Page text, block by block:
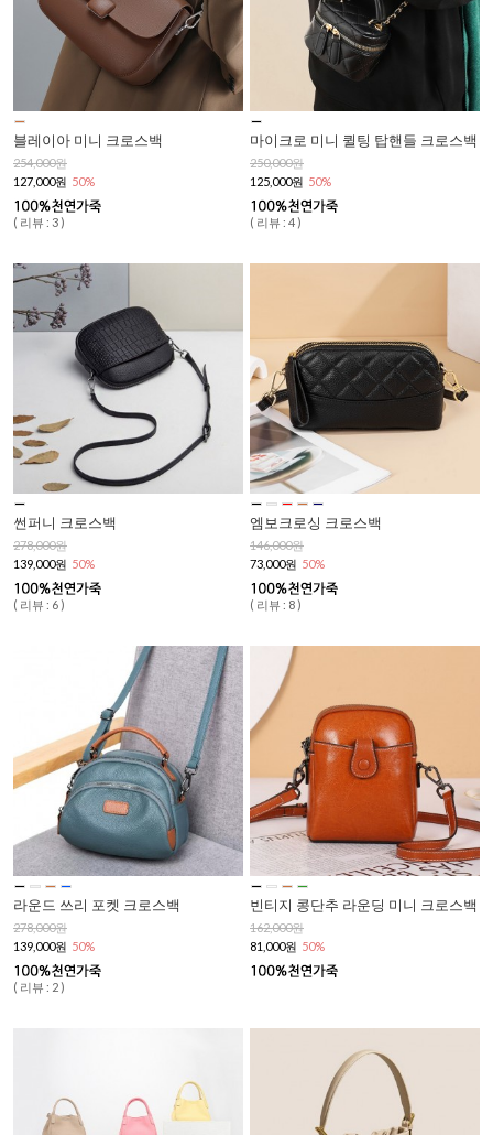
블레이아 미니 크로스백
254,000원
127,000원 50%
( 리뷰 : 3 )
마이크로 미니 퀼팅 탑핸들 크로스백
250,000원
125,000원 50%
( 리뷰 : 4 )
썬퍼니 크로스백
278,000원
139,000원 50%
( 리뷰 : 6 )
엠보크로싱 크로스백
146,000원
73,000원 50%
( 리뷰 : 8 )
라운드 쓰리 포켓 크로스백
278,000원
139,000원 50%
( 리뷰 : 2 )
빈티지 콩단추 라운딩 미니 크로스백
162,000원
81,000원 50%